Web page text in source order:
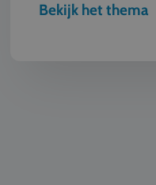
Bekijk het thema